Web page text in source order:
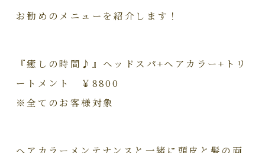
お勧めのメニューを紹介します！
『癒しの時間♪』ヘッドスパ+ヘアカラー+トリ
ートメント ￥8800
※全てのお客様対象
ヘアカラーメンテナンスと一緒に頭皮と髪の両